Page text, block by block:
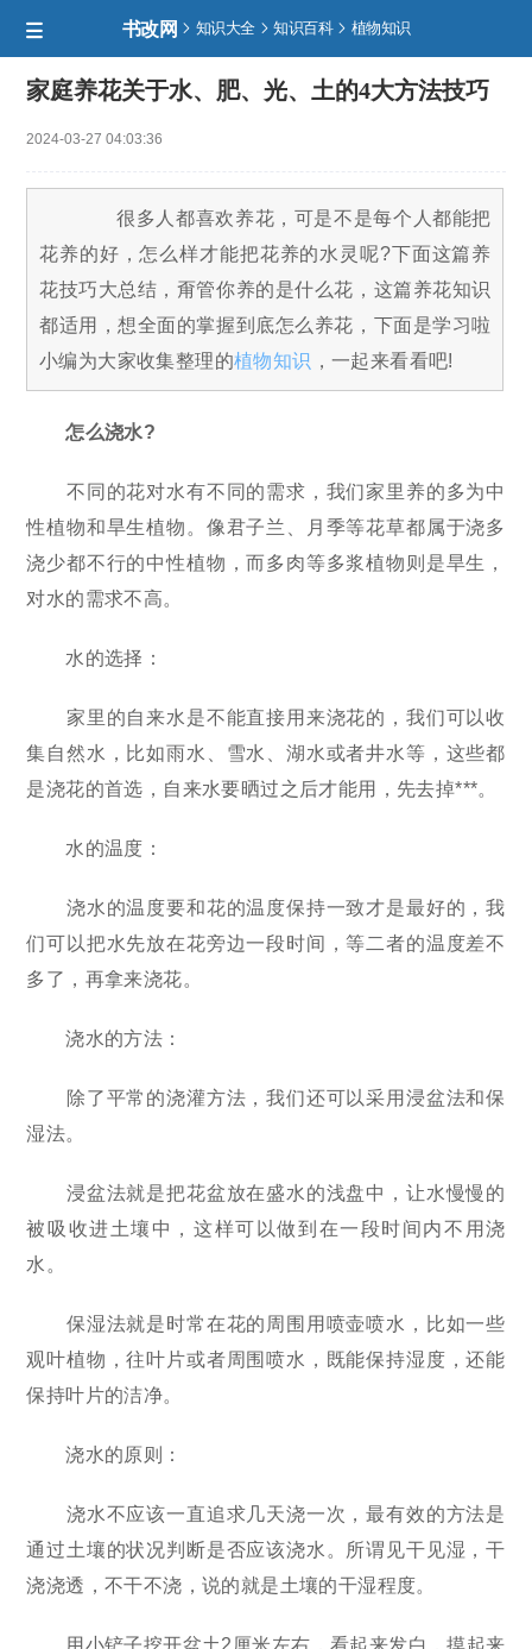
书改网  知识大全 知识百科 植物知识

家庭养花关于水、肥、光、土的4大方法技巧
2024-03-27 04:03:36
很多人都喜欢养花，可是不是每个人都能把
花养的好，怎么样才能把花养的水灵呢?下面这篇养
花技巧大总结，甭管你养的是什么花，这篇养花知识
都适用，想全面的掌握到底怎么养花，下面是学习啦
小编为大家收集整理的植物知识 ，一起来看看吧!
怎么浇水?
不同的花对水有不同的需求，我们家里养的多为中
性植物和旱生植物。像君子兰、月季等花草都属于浇多
浇少都不行的中性植物，而多肉等多浆植物则是旱生，
对水的需求不高。
水的选择：
家里的自来水是不能直接用来浇花的，我们可以收
集自然水，比如雨水、雪水、湖水或者井水等，这些都
是浇花的首选，自来水要晒过之后才能用，先去掉***。
水的温度：
浇水的温度要和花的温度保持一致才是最好的，我
们可以把水先放在花旁边一段时间，等二者的温度差不
多了，再拿来浇花。
浇水的方法：
除了平常的浇灌方法，我们还可以采用浸盆法和保
湿法。
浸盆法就是把花盆放在盛水的浅盘中，让水慢慢的
被吸收进土壤中，这样可以做到在一段时间内不用浇
水。
保湿法就是时常在花的周围用喷壶喷水，比如一些
观叶植物，往叶片或者周围喷水，既能保持湿度，还能
保持叶片的洁净。
浇水的原则：
浇水不应该一直追求几天浇一次，最有效的方法是
通过土壤的状况判断是否应该浇水。所谓见干见湿，干
浇浇透，不干不浇，说的就是土壤的干湿程度。